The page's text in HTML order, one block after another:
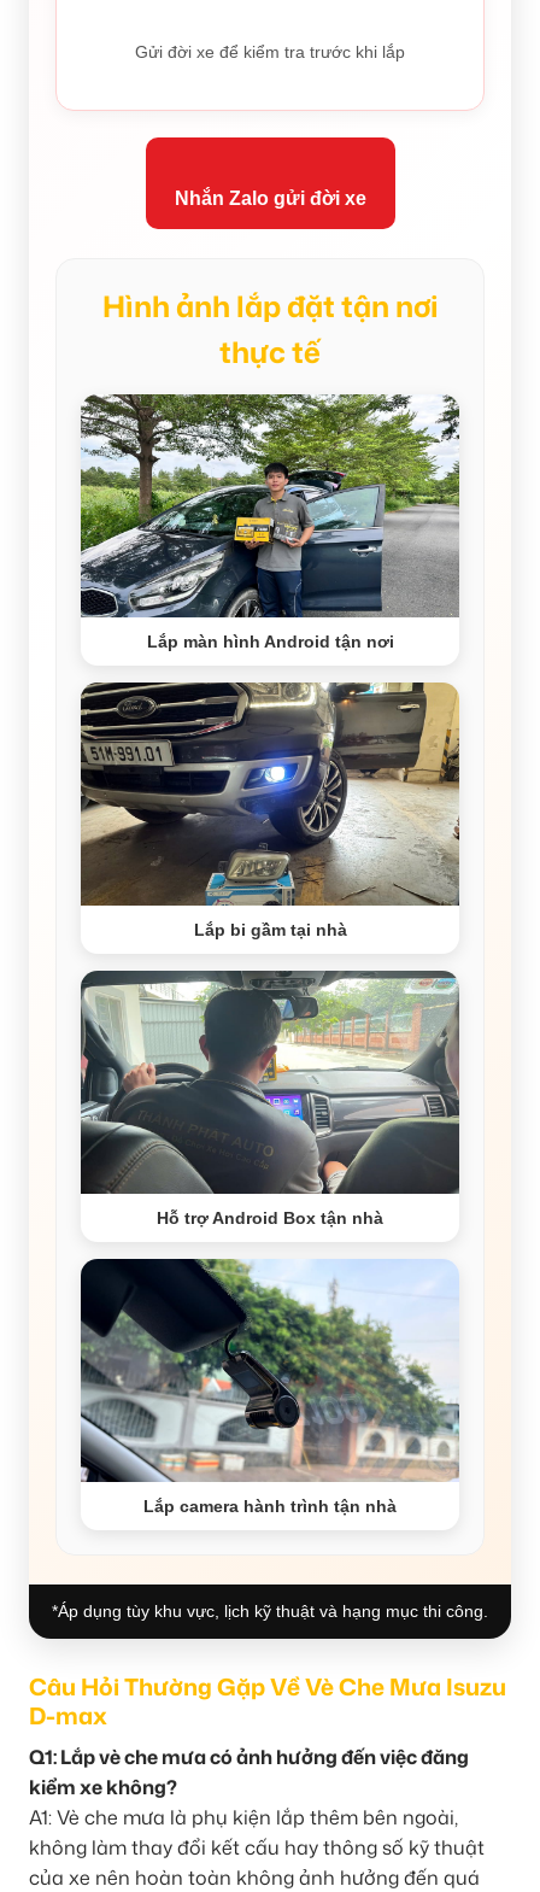
Gửi đời xe để kiểm tra trước khi lắp
Nhắn Zalo gửi đời xe
Hình ảnh lắp đặt tận nơi
thực tế
Lắp màn hình Android tận nơi
Lắp bi gầm tại nhà
Hỗ trợ Android Box tận nhà
Lắp camera hành trình tận nhà
*Áp dụng tùy khu vực, lịch kỹ thuật và hạng mục thi công.
Câu Hỏi Thường Gặp Về Vè Che Mưa Isuzu
D-max
Q1: Lắp vè che mưa có ảnh hưởng đến việc đăng
kiểm xe không?
A1: Vè che mưa là phụ kiện lắp thêm bên ngoài,
không làm thay đổi kết cấu hay thông số kỹ thuật
của xe nên hoàn toàn không ảnh hưởng đến quá